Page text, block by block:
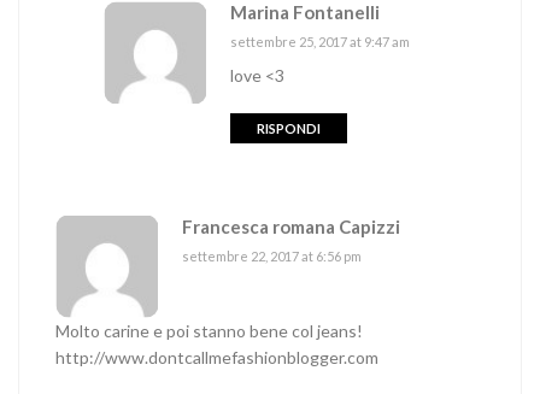
Marina Fontanelli
settembre 25, 2017 at 9:47 am
love <3
RISPONDI
Francesca romana Capizzi
settembre 22, 2017 at 6:56 pm
Molto carine e poi stanno bene col jeans!
http://www.dontcallmefashionblogger.com